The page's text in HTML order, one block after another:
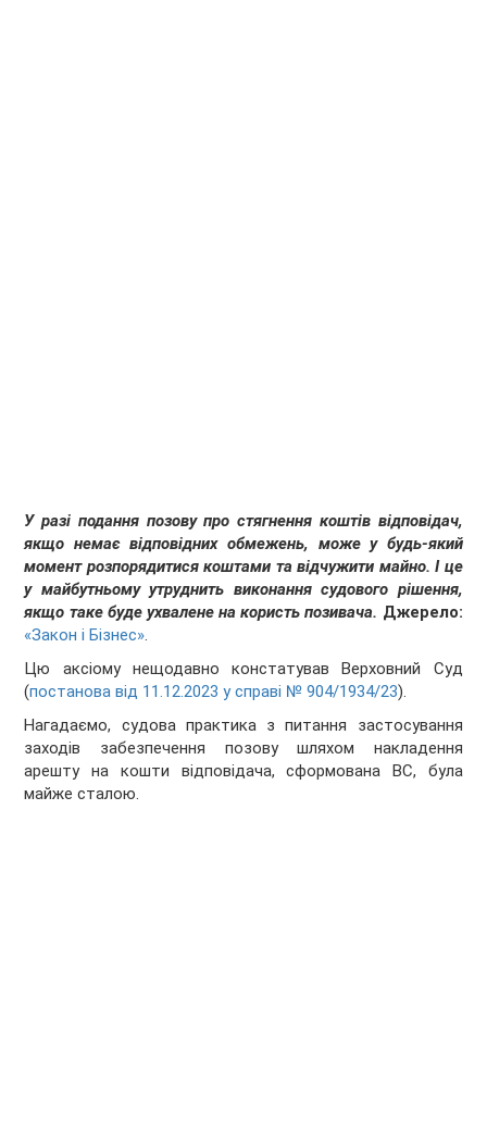
У разі подання позову про стягнення коштів відповідач,
якщо немає відповідних обмежень, може у будь-який
момент розпорядитися коштами та відчужити майно. І це
у майбутньому утруднить виконання судового рішення,
якщо таке буде ухвалене на користь позивача. Джерело:
«Закон і Бізнес».
Цю аксіому нещодавно констатував Верховний Суд
(постанова від 11.12.2023 у справі № 904/1934/23).
Нагадаємо, судова практика з питання застосування
заходів забезпечення позову шляхом накладення
арешту на кошти відповідача, сформована ВС, була
майже сталою.